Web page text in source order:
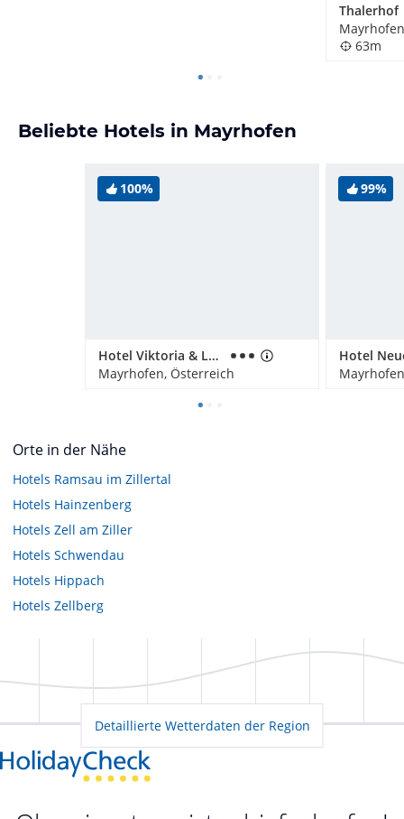
Thalerhof
63m
Beliebte Hotels in Mayrhofen
100%
Hotel Viktoria & Landhaus Joggl
Mayrhofen, Österreich
99%
Hotel
Orte in der Nähe
Hotels Ramsau im Zillertal
Hotels Hainzenberg
Hotels Zell am Ziller
Hotels Schwendau
Hotels Hippach
Hotels Zellberg
Detaillierte Wetterdaten der Region